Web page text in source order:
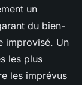
un
du bien-
improvisé. Un
les plus
les imprévus